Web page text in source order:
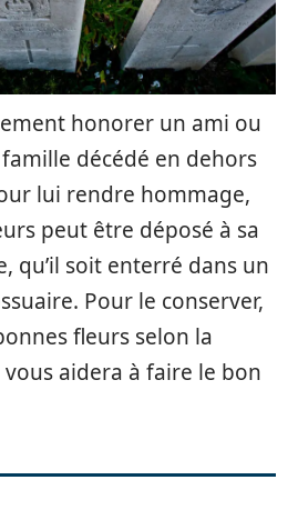
honorer un ami ou
décédé en dehors
lui rendre hommage,
peut être déposé à sa
qu’il soit enterré dans un
Pour le conserver,
fleurs selon la
aidera à faire le bon